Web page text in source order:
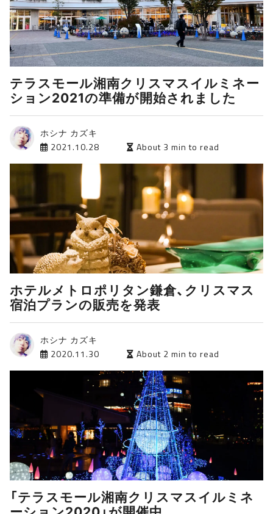
テラスモール湘南クリスマスイルミネー
ション2021の準備が開始されました
ホシナ カズキ
2021.10.28
About 3 min to read
ホテルメトロポリタン鎌倉、クリスマス
宿泊プランの販売を発表
ホシナ カズキ
2020.11.30
About 2 min to read
「テラスモール湘南クリスマスイルミネ